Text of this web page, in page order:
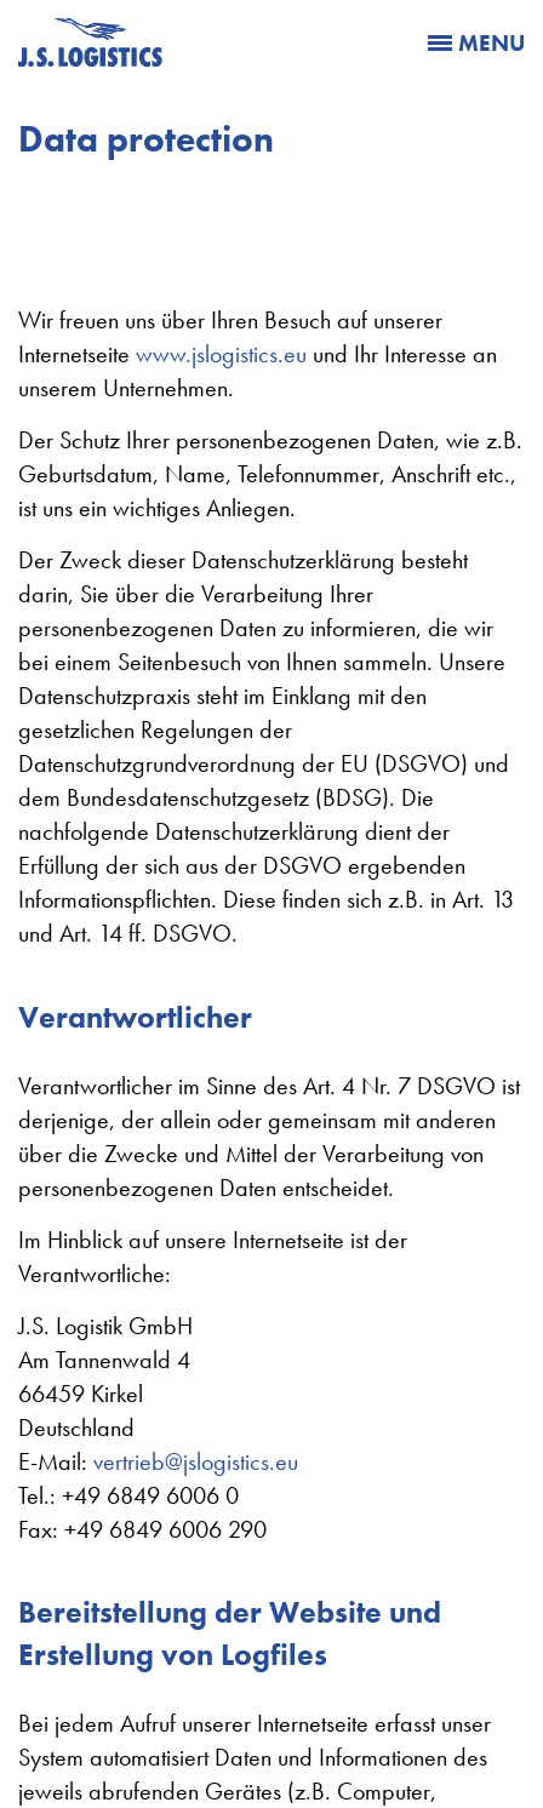
MENU
Data protection
Wir freuen uns über Ihren Besuch auf unserer
Internetseite www.jslogistics.eu und Ihr Interesse an
unserem Unternehmen.
Der Schutz Ihrer personenbezogenen Daten, wie z.B.
Geburtsdatum, Name, Telefonnummer, Anschrift etc.,
ist uns ein wichtiges Anliegen.
Der Zweck dieser Datenschutzerklärung besteht
darin, Sie über die Verarbeitung Ihrer
personenbezogenen Daten zu informieren, die wir
bei einem Seitenbesuch von Ihnen sammeln. Unsere
Datenschutzpraxis steht im Einklang mit den
gesetzlichen Regelungen der
Datenschutzgrundverordnung der EU (DSGVO) und
dem Bundesdatenschutzgesetz (BDSG). Die
nachfolgende Datenschutzerklärung dient der
Erfüllung der sich aus der DSGVO ergebenden
Informationspflichten. Diese finden sich z.B. in Art. 13
und Art. 14 ff. DSGVO.
Verantwortlicher
Verantwortlicher im Sinne des Art. 4 Nr. 7 DSGVO ist
derjenige, der allein oder gemeinsam mit anderen
über die Zwecke und Mittel der Verarbeitung von
personenbezogenen Daten entscheidet.
Im Hinblick auf unsere Internetseite ist der
Verantwortliche:
J.S. Logistik GmbH
Am Tannenwald 4
66459 Kirkel
Deutschland
E-Mail: vertrieb@jslogistics.eu
Tel.: +49 6849 6006 0
Fax: +49 6849 6006 290
Bereitstellung der Website und
Erstellung von Logfiles
Bei jedem Aufruf unserer Internetseite erfasst unser
System automatisiert Daten und Informationen des
jeweils abrufenden Gerätes (z.B. Computer,